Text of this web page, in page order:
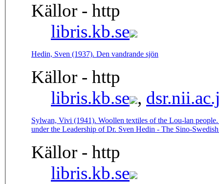
Källor - http
libris.kb.se
Hedin, Sven (1937). Den vandrande sjön
Källor - http
libris.kb.se ,
Sylwan, Vivi (1941). Woollen textiles of the Lou-lan
under the Leadership of Dr. Sven Hedin - The Sino-
Källor - http
libris.kb.se